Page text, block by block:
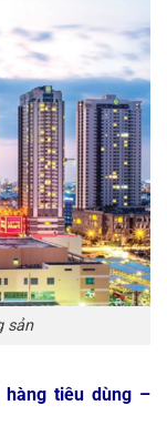
sản
tiêu dùng –